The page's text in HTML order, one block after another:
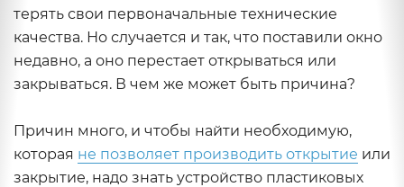
терять свои первоначальные технические
качества. Но случается и так, что поставили окно
недавно, а оно перестает открываться или
закрываться. В чем же может быть причина?
Причин много, и чтобы найти необходимую,
которая не позволяет производить открытие или
закрытие, надо знать устройство пластиковых